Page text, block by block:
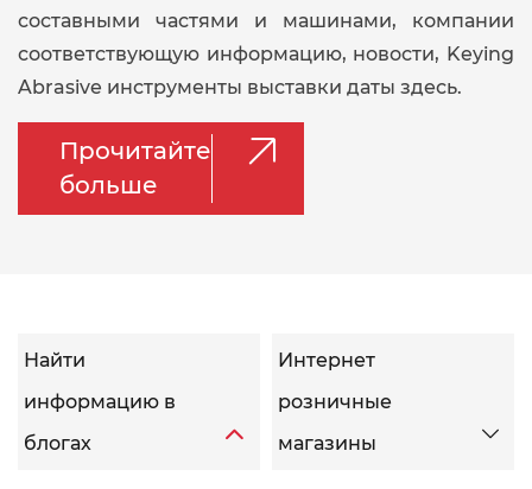
составными частями и машинами, компании
соответствующую информацию, новости, Keying
Abrasive инструменты выставки даты здесь.
Прочитайте
больше

Найти
информацию в
блогах

Интернет
розничные
магазины
